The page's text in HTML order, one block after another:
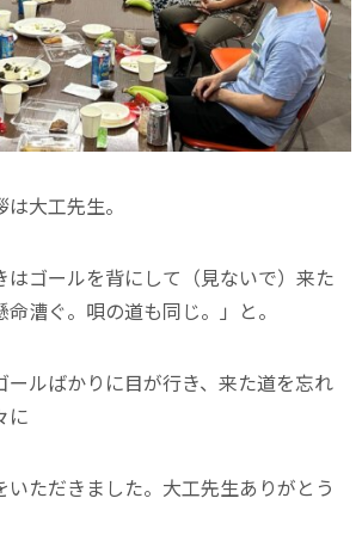
大工先生。
はゴールを背にして（見ないで）来た
漕ぐ。唄の道も同じ。」と。
ールばかりに目が行き、来た道を忘れ
に
いただきました。大工先生ありがとう